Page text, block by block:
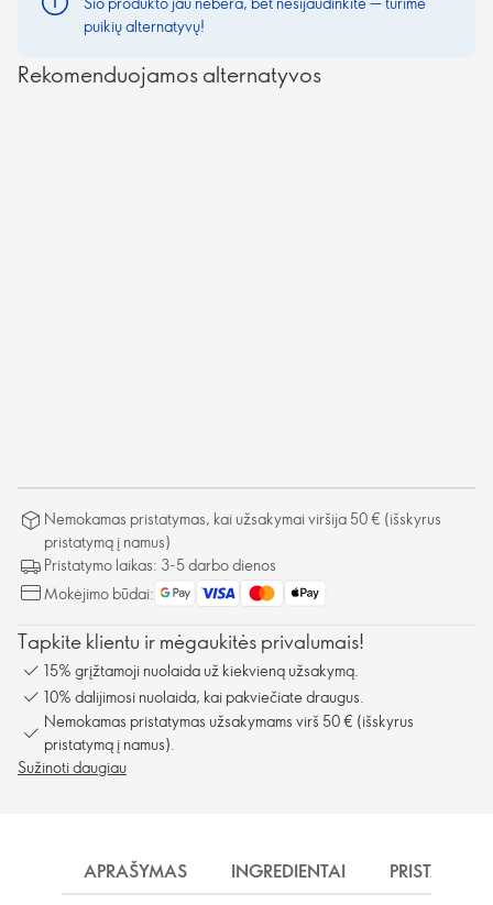
puikių alternatyvų!
Rekomenduojamos alternatyvos
Nemokamas pristatymas, kai užsakymai viršija 50 € (išskyrus
pristatymą į namus)
Pristatymo laikas: 3-5 darbo dienos
Mokėjimo būdai:
Tapkite klientu ir mėgaukitės privalumais!
15% grįžtamoji nuolaida už kiekvieną užsakymą.
10% dalijimosi nuolaida, kai pakviečiate draugus.
Nemokamas pristatymas užsakymams virš 50 € (išskyrus
pristatymą į namus).
Sužinoti daugiau
APRAŠYMAS INGREDIENTAI